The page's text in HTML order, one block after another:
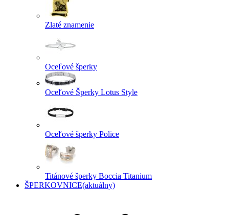
Zlaté znamenie
Oceľové šperky
Oceľové Šperky Lotus Style
Oceľové šperky Police
Titánové šperky Boccia Titanium
ŠPERKOVNICE(aktuálny)